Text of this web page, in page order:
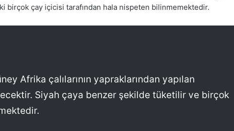
birçok çay içicisi tarafından hala nispeten bilinmemektedir.
Afrika çalılarının yapraklarından yapılan
Siyah çaya benzer şekilde tüketilir ve birçok